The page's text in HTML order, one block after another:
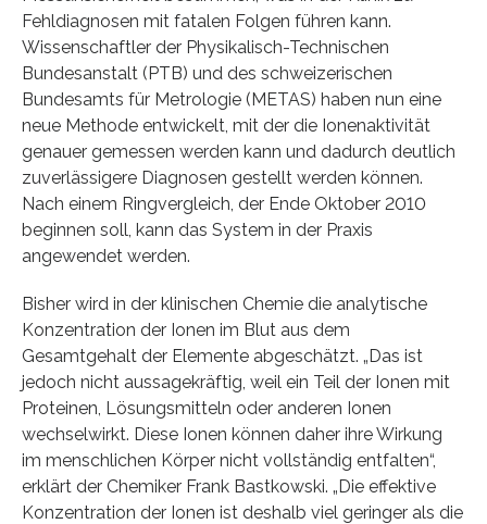
Fehldiagnosen mit fatalen Folgen führen kann.
Wissenschaftler der Physikalisch-Technischen
Bundesanstalt (PTB) und des schweizerischen
Bundesamts für Metrologie (METAS) haben nun eine
neue Methode entwickelt, mit der die Ionenaktivität
genauer gemessen werden kann und dadurch deutlich
zuverlässigere Diagnosen gestellt werden können.
Nach einem Ringvergleich, der Ende Oktober 2010
beginnen soll, kann das System in der Praxis
angewendet werden.
Bisher wird in der klinischen Chemie die analytische
Konzentration der Ionen im Blut aus dem
Gesamtgehalt der Elemente abgeschätzt. „Das ist
jedoch nicht aussagekräftig, weil ein Teil der Ionen mit
Proteinen, Lösungsmitteln oder anderen Ionen
wechselwirkt. Diese Ionen können daher ihre Wirkung
im menschlichen Körper nicht vollständig entfalten“,
erklärt der Chemiker Frank Bastkowski. „Die effektive
Konzentration der Ionen ist deshalb viel geringer als die